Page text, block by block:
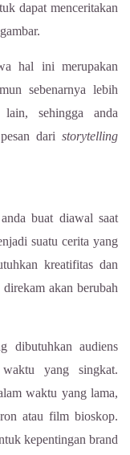
dapat menceritakan
hal ini merupakan
sebenarnya lebih
sehingga anda
dari storytelling
buat diawal saat
suatu cerita yang
kreatifitas dan
akan berubah
dibutuhkan audiens
yang singkat.
waktu yang lama,
atau film bioskop.
kepentingan brand